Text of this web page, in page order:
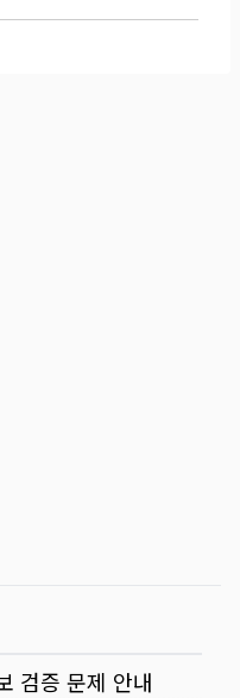
검증 문제 안내